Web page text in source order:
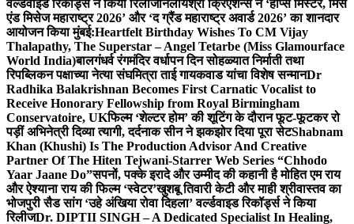
वर्ल्डवाइड रिकॉर्ड्स ने किया रिलीजनिलायश्री क्रिएशन्स ने ‘होप्स मिस्टर, मिस
एंड मिसेज महाराष्ट्र 2026’ और ‘द ग्रैंड महाराष्ट्र अवार्ड 2026’ का शानदार
आयोजन किया मुंबई:Heartfelt Birthday Wishes To CM Vijay
Thalapathy, The Superstar – Angel Tetarbe (Miss Glamourface
World India)बालगंधर्व रंगमंदिर वर्धापन दिन सोहळ्यात निर्माती तथा
रिपब्लिकन पक्षाच्या नेत्या संघमित्रा ताई गायकवाड यांचा विशेष सन्मानDr
Radhika Balakrishnan Becomes First Carnatic Vocalist to
Receive Honorary Fellowship from Royal Birmingham
Conservatoire, UKफिल्म ‘शेल्टर होम’ की शूटिंग के दौरान फूट-फूटकर रो
पड़ीं अभिनेत्री दिव्या त्यागी, दर्दनाक सीन ने झकझोर दिया पूरा सेटShabnam
Khan (Khushi) Is The Production Advisor And Creative
Partner Of The Hiten Tejwani-Starrer Web Series “Chhodo
Yaar Jaane Do”सपनों, पक्के इरादे और उम्मीद की कहानी है मोहित एम राय
और ऐश्याना राय की फिल्म ‘स्वेटर’खुशबू तिवारी केटी और माही श्रीवास्तव का
भोजपुरी सैड सांग ‘उहे अंखिया रोवा दिहला’ वर्ल्डवाइड रिकॉर्ड्स ने किया
रिलीजDr. DIPTII SINGH – A Dedicated Specialist In Healing,